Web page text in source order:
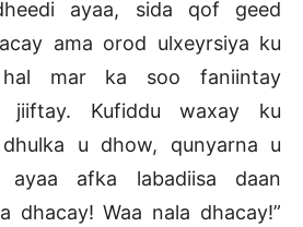
ayaa, sida qof geed
ama orod ulxeyrsiya ku
hal mar ka soo faniintay
Kufiddu waxay ku
u dhow, qunyarna u
ayaa afka labadiisa daan
dhacay! Waa nala dhacay!”